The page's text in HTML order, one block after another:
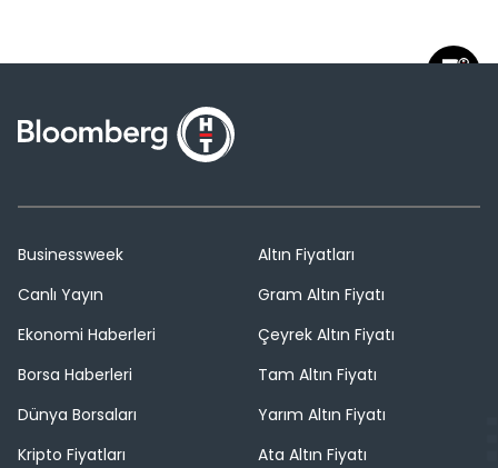
Businessweek
Canlı Yayın
Ekonomi Haberleri
Borsa Haberleri
Dünya Borsaları
Kripto Fiyatları
Altın Fiyatları
Gram Altın Fiyatı
Çeyrek Altın Fiyatı
Tam Altın Fiyatı
Yarım Altın Fiyatı
Ata Altın Fiyatı